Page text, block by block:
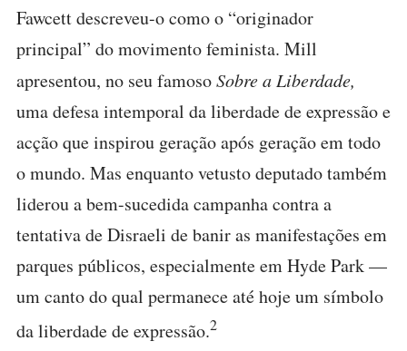
Fawcett descreveu-o como o “originador
principal” do movimento feminista. Mill
apresentou, no seu famosoSobre a Liberdade,
uma defesa intemporal da liberdade de expressão e
acção que inspirou geração após geração em todo
o mundo. Mas enquanto vetusto deputado também
liderou a bem-sucedida campanha contra a
tentativa de Disraeli de banir as manifestações em
parques públicos, especialmente em Hyde Park —
um canto do qual permanece até hoje um símbolo
da liberdade de expressão.2